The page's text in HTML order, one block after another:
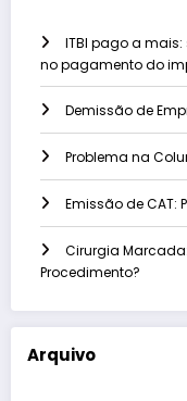
ITBI pago a
no pagamento do
Demissão de
Problema na
Emissão de CAT:
Cirurgia
Procedimento?
Arquivo